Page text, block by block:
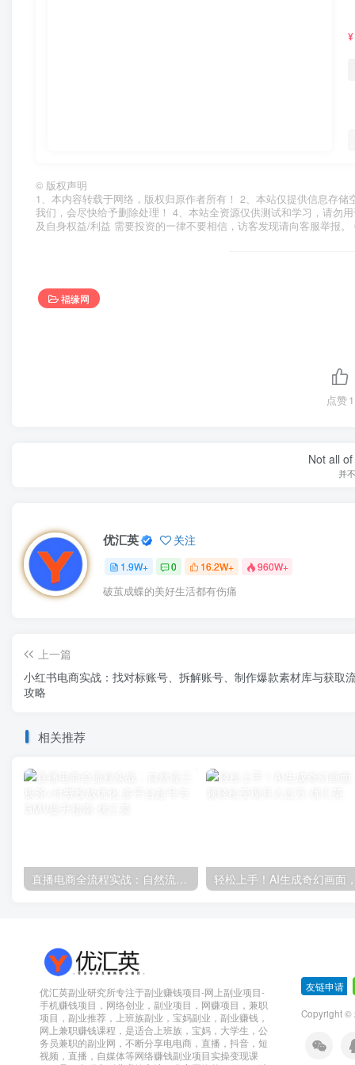
¥
© 版权声明
1、本内容转载于网络，版权归原作者所有！ 2、本站仅提供信息存
我们，会尽快给予删除处理！ 4、本站全资源仅供测试和学习，请勿
及自身权益/利益 需要投资的一律不要相信，访客发现请向客服举报
福缘网
点赞1
Not all
并
优汇英 关注
1.9W+ 0 16.2W+ 960W+
破茧成蝶的美好生活都有伤痛
上一篇
小红书电商实战：找对标账号、拆解账号、制作爆款素材库与获取
攻略
相关推荐
优汇英副业研究所专注于副业赚钱项目-网上副业项目-
手机赚钱项目，网络创业，副业项目，网赚项目，兼职
项目，副业推荐，上班族副业，宝妈副业，副业赚钱，
网上兼职赚钱课程，是适合上班族，宝妈，大学生，公
务员兼职的副业网，不断分享电电商，直播，抖音，短
视频，直播，自媒体等网络赚钱副业项目实操变现课
友链申请
Copyright ©